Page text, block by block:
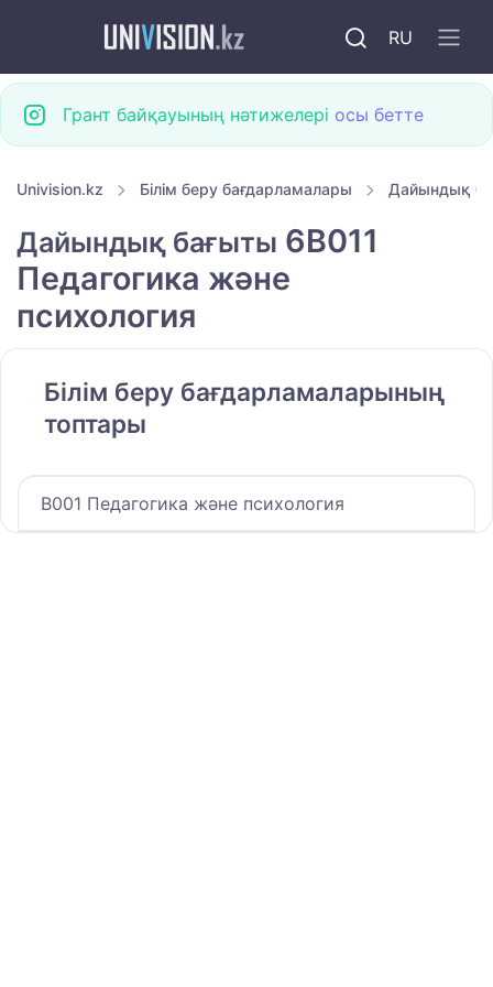
RU
Грант байқауының нәтижелері осы бетте
Univision.kz Білім беру бағдарламалары Дайындық
Дайындық бағыты 6B011
Педагогика және
психология
Білім беру бағдарламаларының
топтары
B001 Педагогика және психология